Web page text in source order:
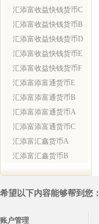
汇添富收益快钱货币C
汇添富收益快钱货币B
汇添富收益快钱货币D
汇添富收益快钱货币E
汇添富收益快钱货币F
汇添富添富通货币E
汇添富添富通货币B
汇添富添富通货币A
汇添富添富通货币C
汇添富汇鑫货币A
汇添富汇鑫货币B
希望以下内容能够帮到您：
账户管理